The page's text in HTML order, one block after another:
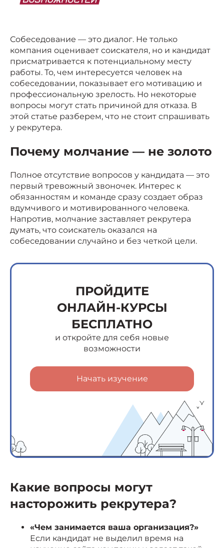
Собеседование — это диалог. Не только
компания оценивает соискателя, но и кандидат
присматривается к потенциальному месту
работы. То, чем интересуется человек на
собеседовании, показывает его мотивацию и
профессиональную зрелость. Но некоторые
вопросы могут стать причиной для отказа. В
этой статье разберем, что не стоит спрашивать
у рекрутера.
Почему молчание — не золото
Полное отсутствие вопросов у кандидата — это
первый тревожный звоночек. Интерес к
обязанностям и команде сразу создает образ
вдумчивого и мотивированного человека.
Напротив, молчание заставляет рекрутера
думать, что соискатель оказался на
собеседовании случайно и без четкой цели.
ПРОЙДИТЕ
ОНЛАЙН-КУРСЫ
БЕСПЛАТНО
и откройте для себя новые
возможности
Начать изучение
Какие вопросы могут
насторожить рекрутера?
«Чем занимается ваша организация?»
Если кандидат не выделил время на